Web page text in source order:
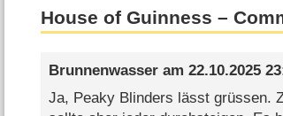
House of Guinness –
Brunnenwasseram 22.10.2025
Ja, Peaky Blinders lässt grüssen.